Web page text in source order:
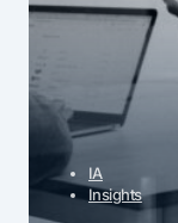
IA
Insights